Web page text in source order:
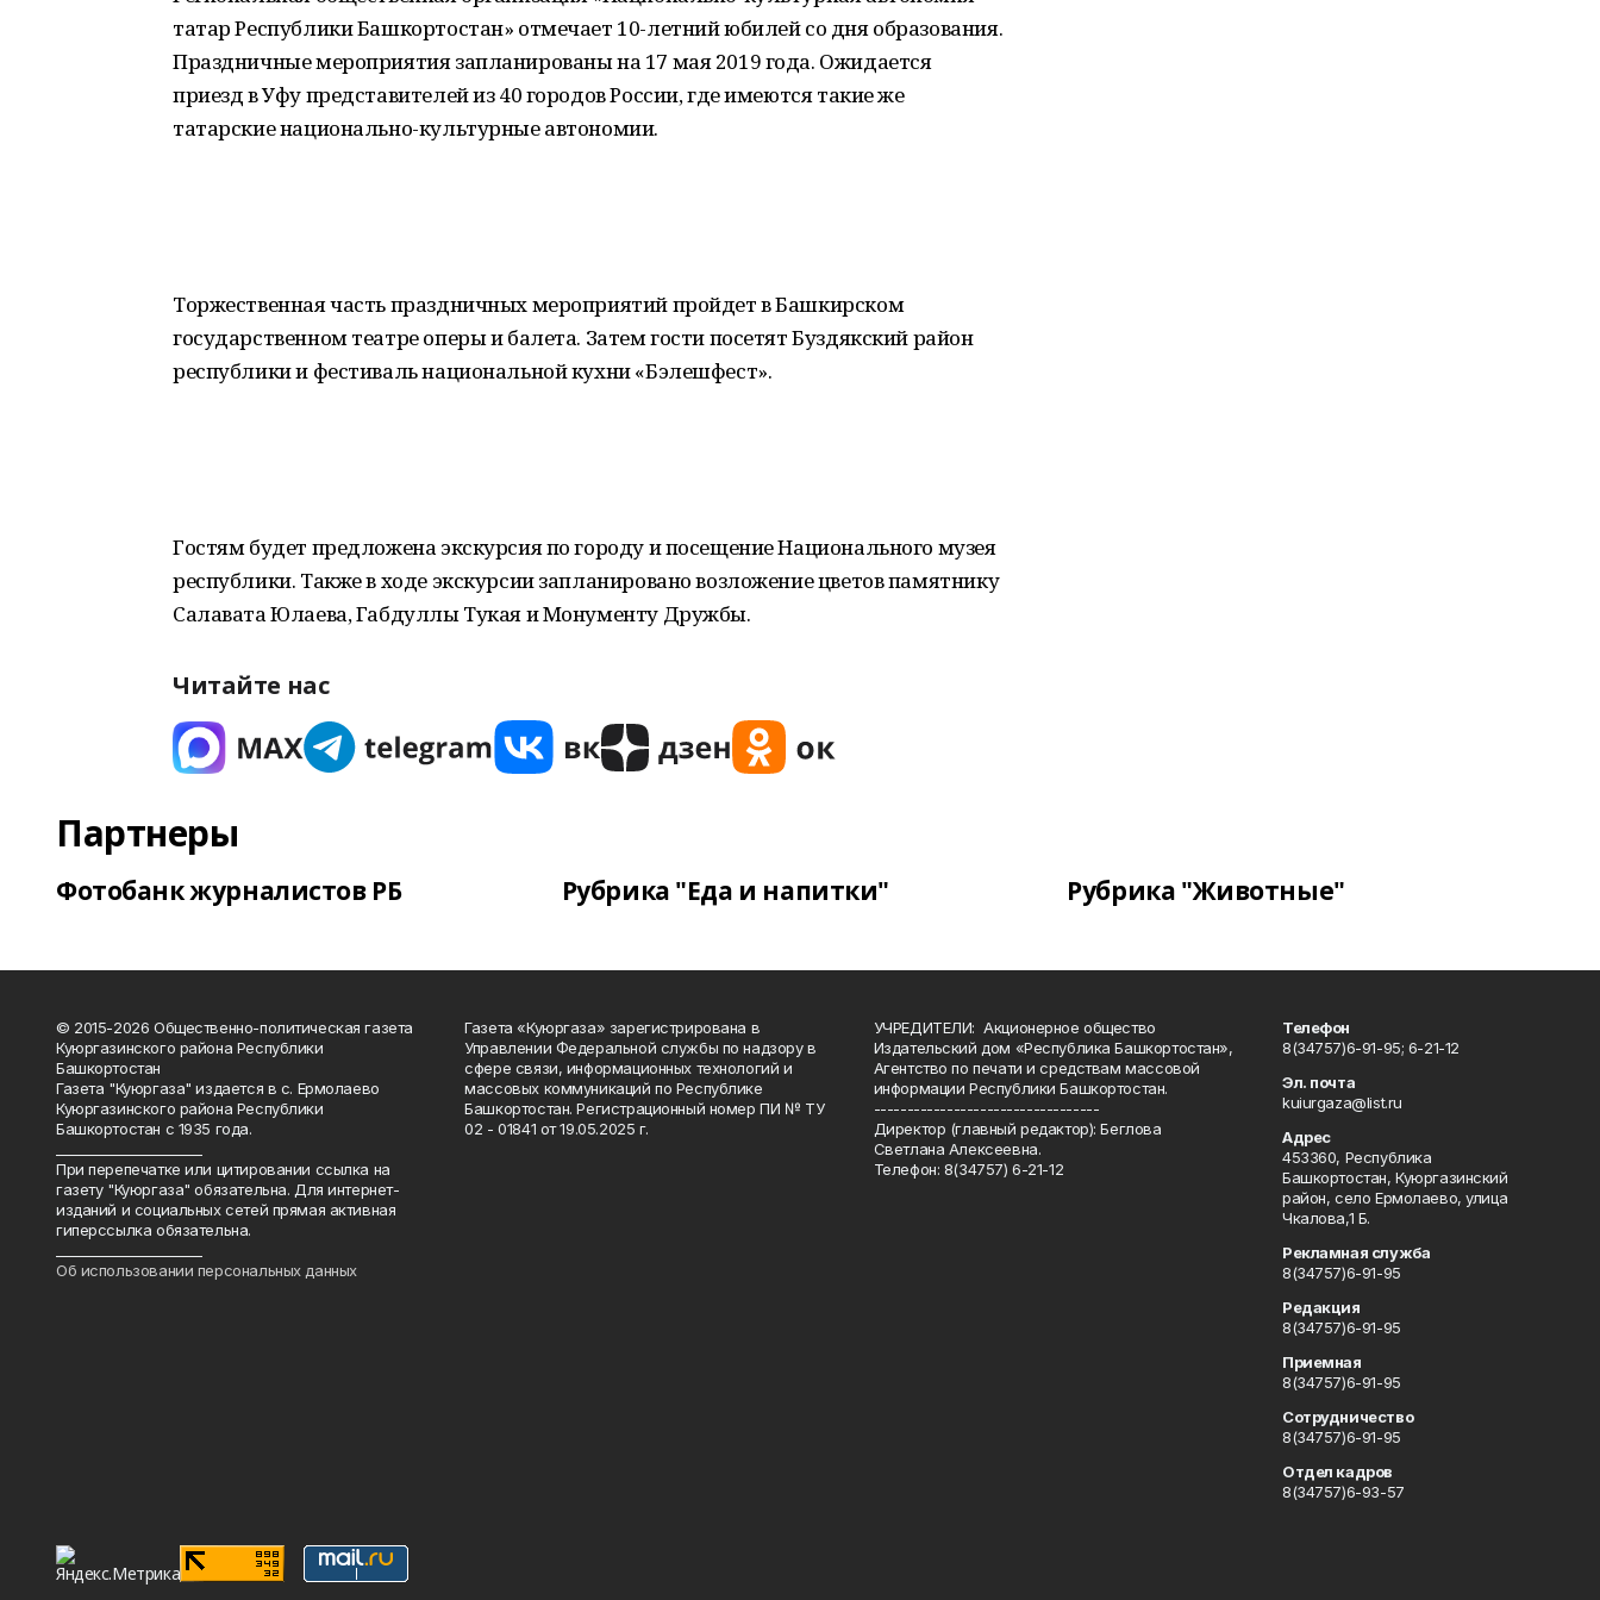
татар Республики Башкортостан» отмечает 10-летний юбилей со дня образования.
Праздничные мероприятия запланированы на 17 мая 2019 года. Ожидается
приезд в Уфу представителей из 40 городов России, где имеются такие же
татарские национально-культурные автономии.
Торжественная часть праздничных мероприятий пройдет в Башкирском
государственном театре оперы и балета. Затем гости посетят Буздякский район
республики и фестиваль национальной кухни «Бэлешфест».
Гостям будет предложена экскурсия по городу и посещение Национального музея
республики. Также в ходе экскурсии запланировано возложение цветов памятнику
Салавата Юлаева, Габдуллы Тукая и Монументу Дружбы.
Читайте нас
Партнеры
Фотобанк журналистов РБ Рубрика "Еда и напитки" Рубрика "Животные"
© 2015-2026 Общественно-политическая газета
Куюргазинского района Республики
Башкортостан
Газета "Куюргаза" издается в с. Ермолаево
Куюргазинского района Республики
Башкортостан с 1935 года.
При перепечатке или цитировании ссылка на
газету "Куюргаза" обязательна. Для интернет-
изданий и социальных сетей прямая активная
гиперссылка обязательна.
Об использовании персональных данных
Газета «Куюргаза» зарегистрирована в
Управлении Федеральной службы по надзору в
сфере связи, информационных технологий и
массовых коммуникаций по Республике
Башкортостан. Регистрационный номер ПИ № ТУ
02 - 01841 от 19.05.2025 г.
УЧРЕДИТЕЛИ: Акционерное общество
Издательский дом «Республика Башкортостан»,
Агентство по печати и средствам массовой
информации Республики Башкортостан.
----------------------------------
Директор (главный редактор): Беглова
Светлана Алексеевна.
Телефон: 8(34757) 6-21-12
Телефон
8(34757)6-91-95; 6-21-12
Эл. почта
kuiurgaza@list.ru
Адрес
453360, Республика
Башкортостан, Куюргазинский
район, село Ермолаево, улица
Чкалова,1 Б.
Рекламная служба
8(34757)6-91-95
Редакция
8(34757)6-91-95
Приемная
8(34757)6-91-95
Сотрудничество
8(34757)6-91-95
Отдел кадров
8(34757)6-93-57